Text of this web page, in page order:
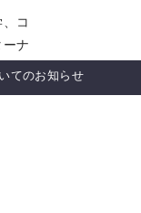
コ
ナ
てのお知らせ